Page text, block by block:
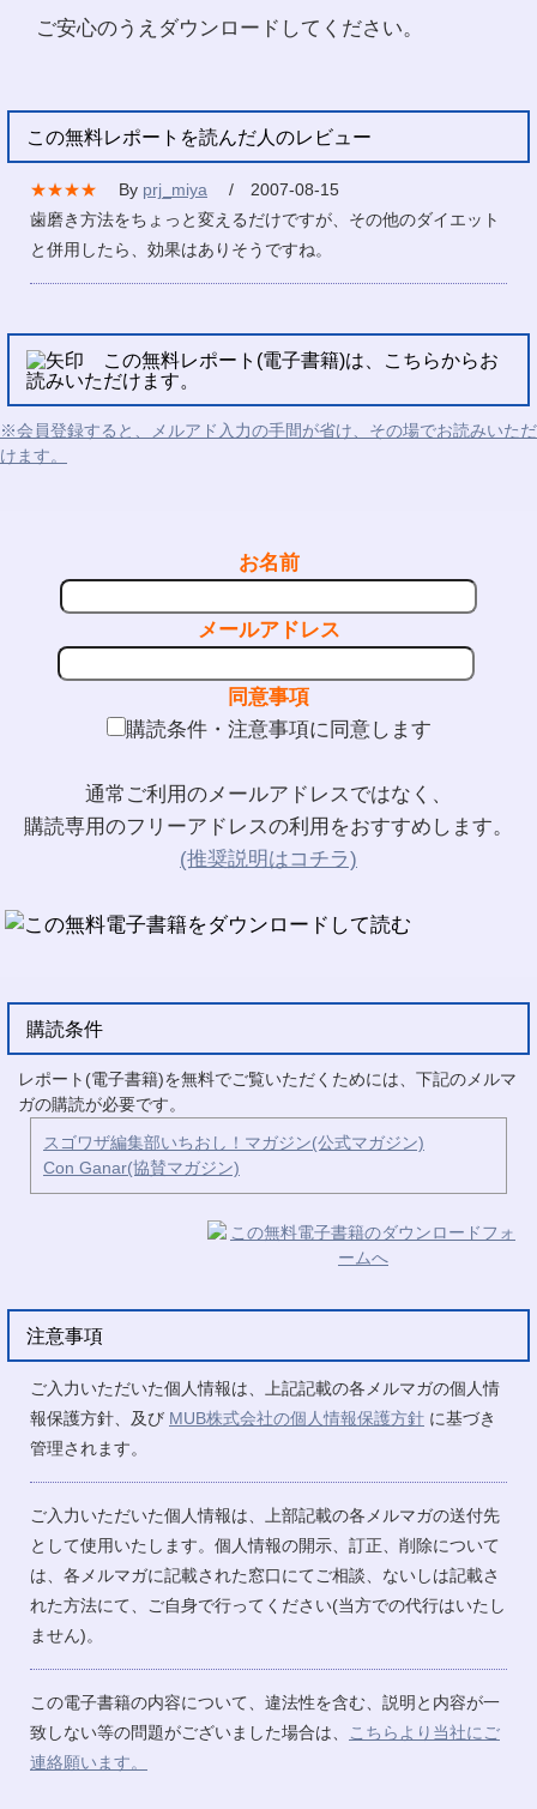
ご安心のうえダウンロードしてください。
この無料レポートを読んだ人のレビュー
★★★★ By prj_miya
/ 2007-08-15
歯磨き方法をちょっと変えるだけですが、その他のダイエット
と併用したら、効果はありそうですね。
この無料レポート(電子書籍)は、こちらからお
読みいただけます。
※会員登録すると、メルアド入力の手間が省け、その場でお読みいただ
けます。
お名前
メールアドレス
同意事項
購読条件・注意事項に同意します
通常ご利用のメールアドレスではなく、
購読専用のフリーアドレスの利用をおすすめします。
(推奨説明はコチラ)
購読条件
レポート(電子書籍)を無料でご覧いただくためには、下記のメルマ
ガの購読が必要です。
スゴワザ編集部いちおし！マガジン(公式マガジン)
Con Ganar(協賛マガジン)
注意事項
ご入力いただいた個人情報は、上記記載の各メルマガの個人情
報保護方針、及び MUB株式会社の個人情報保護方針 に基づき
管理されます。
ご入力いただいた個人情報は、上部記載の各メルマガの送付先
として使用いたします。個人情報の開示、訂正、削除について
は、各メルマガに記載された窓口にてご相談、ないしは記載さ
れた方法にて、ご自身で行ってください(当方での代行はいたし
ません)。
この電子書籍の内容について、違法性を含む、説明と内容が一
致しない等の問題がございました場合は、
こちらより当社にご
連絡願います。